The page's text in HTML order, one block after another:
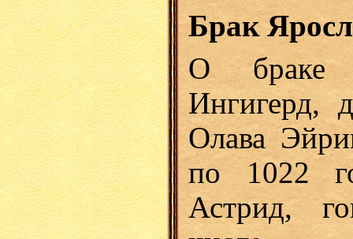
Брак
О браке
Ингигерд,
Олава
по 1022
Астрид,